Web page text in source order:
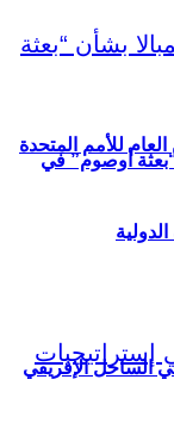
للأمم المتحدة
أوصوم” في
الساحل الإفريقي